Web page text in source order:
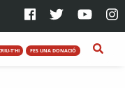
T'HI FES UNA DONACIÓ